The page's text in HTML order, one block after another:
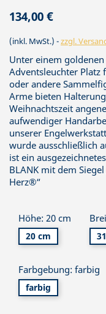
134,00 €
(inkl. MwSt.) zzgl.
Unter einem
Adventsleuchter Platz
oder andere
Arme bieten
Weihnachtszeit
aufwendiger
unserer
wurde ausschließlich
ist ein
BLANK mit dem
Herz®“
Höhe: 20 cm
20 cm
Farbgebung: farbig
farbig